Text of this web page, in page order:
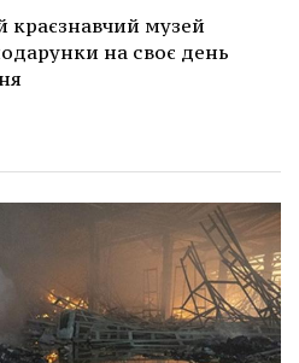
краєзнавчий музей
на своє день